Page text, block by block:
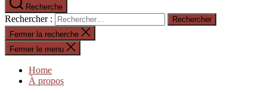
Recherche
Rechercher :
Fermer la recherche
Fermer le menu
Home
À propos